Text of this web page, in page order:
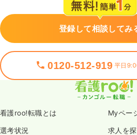
登録して相談してみ
0120-512-919 平日
看護roo!転職とは Myペー
選考状況 求人を